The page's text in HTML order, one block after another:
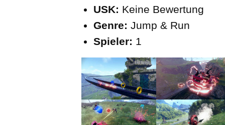
USK: Keine Bewertung
Genre: Jump & Run
Spieler: 1